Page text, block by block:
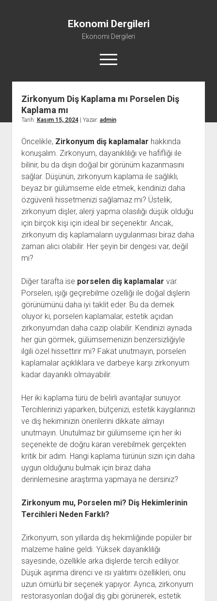
Ekonomi Dergileri
Ekonomi Dergileri
menüyü
aç
Zirkonyum Diş Kaplama mı Porselen Diş
Kaplama mı
Tarih: Kasım 15, 2024| Yazar: admin
Öncelikle, Zirkonyum diş kaplamalar hakkında
konuşalım. Zirkonyum, dayanıklılığı ve hafifliği ile
bilinir, bu da dişin doğal bir görünüm kazanmasını
sağlar. Düşünün, zirkonyum kaplama ile sağlıklı,
beyaz bir gülümseme elde etmek, kendinizi daha
özgüvenli hissetmenizi sağlamaz mı? Üstelik,
zirkonyum dişler, alerji yapma olasılığı düşük olduğu
için birçok kişi için ideal bir seçenektir. Ancak,
zirkonyum diş kaplamaların uygulanması biraz daha
zaman alıcı olabilir. Her şeyin bir dengesi var, değil
mi?
Diğer tarafta ise porselen diş kaplamalar var.
Porselen, ışığı geçirebilme özelliği ile doğal dişlerin
görünümünü daha iyi taklit eder. Bu da demek
oluyor ki, porselen kaplamalar, estetik açıdan
zirkonyumdan daha cazip olabilir. Kendinizi aynada
her gün görmek, gülümsemenizin benzersizliğiyle
ilgili özel hissettirir mi? Fakat unutmayın, porselen
kaplamalar açıklıklara ve darbeye karşı zirkonyum
kadar dayanıklı olmayabilir.
Her iki kaplama türü de belirli avantajlar sunuyor.
Tercihlerinizi yaparken, bütçenizi, estetik kaygılarınızı
ve diş hekiminizin önerilerini dikkate almayı
unutmayın. Unutulmaz bir gülümseme için her iki
seçenekte de doğru kararı verebilmek gerçekten
kritik bir adım. Hangi kaplama türünün sizin için daha
uygun olduğunu bulmak için biraz daha
derinlemesine araştırma yapmaya ne dersiniz?
Zirkonyum mu, Porselen mi? Diş Hekimlerinin
Tercihleri Neden Farklı?
Zirkonyum, son yıllarda diş hekimliğinde popüler bir
malzeme haline geldi. Yüksek dayanıklılığı
sayesinde, özellikle arka dişlerde tercih ediliyor.
Düşük aşınma direnci ve ısı yalıtımı özellikleri, onu
uzun ömürlü bir seçenek yapıyor. Ayrıca, zirkonyum
restorasyonları doğal diş gibi görünerek, estetik